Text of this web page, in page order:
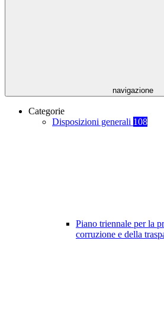
navigazione
Categorie
Disposizioni generali 108
Piano triennale per la
corruzione e della